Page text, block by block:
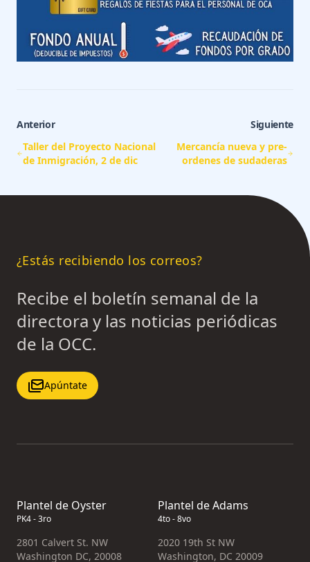
Anterior
Taller del Proyecto Nacional
de Inmigración, 2 de dic
Siguiente
Mercancía nueva y pre-
ordenes de sudaderas
¿Estás recibiendo los correos?
Recibe el boletín semanal de la
directora y las noticias periódicas
de la OCC.
Apúntate
Plantel de Oyster
PK4 - 3ro
2801 Calvert St. NW
Washington DC, 20008
Plantel de Adams
4to - 8vo
2020 19th St NW
Washington, DC 20009